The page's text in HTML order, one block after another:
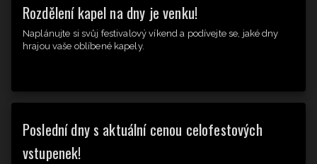
Rozdělení kapel na dny je venku!
Naplánujte si svůj festivalový víkend a podívejte se, jaké dny
hrajou vaše oblíbené kapely.
Poslední dny s aktuální cenou celofestových
vstupenek!